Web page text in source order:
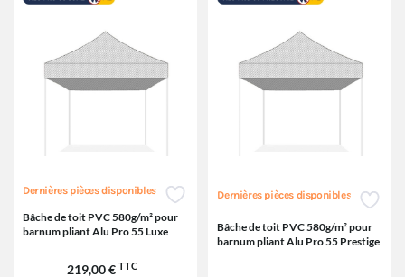
Dernières pièces disponibles
Bâche de toit PVC 580g/m² pour
barnum pliant Alu Pro 55 Luxe
219,00 € TTC
Dernières pièces disponibles
Bâche de toit PVC 580g/m² pour
barnum pliant Alu Pro 55 Prestige